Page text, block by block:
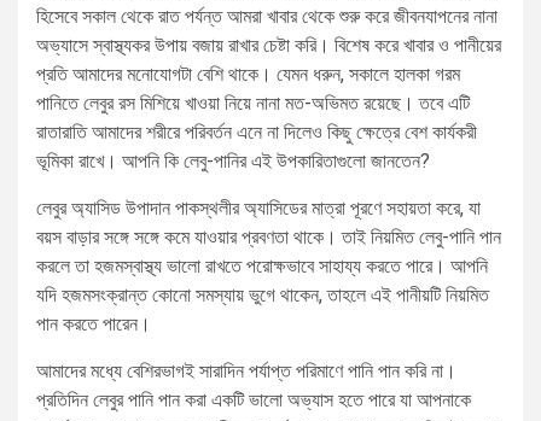
হিসেবে সকাল থেকে রাত পর্যন্ত আমরা খাবার থেকে শুরু করে জীবনযাপনের নানা
অভ্যাসে স্বাস্থ্যকর উপায় বজায় রাখার চেষ্টা করি। বিশেষ করে খাবার ও পানীয়ের
প্রতি আমাদের মনোযোগটা বেশি থাকে। যেমন ধরুন, সকালে হালকা গরম
পানিতে লেবুর রস মিশিয়ে খাওয়া নিয়ে নানা মত-অভিমত রয়েছে। তবে এটি
রাতারাতি আমাদের শরীরে পরিবর্তন এনে না দিলেও কিছু ক্ষেত্রে বেশ কার্যকরী
ভূমিকা রাখে। আপনি কি লেবু-পানির এই উপকারিতাগুলো জানতেন?
লেবুর অ্যাসিড উপাদান পাকস্থলীর অ্যাসিডের মাত্রা পূরণে সহায়তা করে, যা
বয়স বাড়ার সঙ্গে সঙ্গে কমে যাওয়ার প্রবণতা থাকে। তাই নিয়মিত লেবু-পানি পান
করলে তা হজমস্বাস্থ্য ভালো রাখতে পরোক্ষভাবে সাহায্য করতে পারে। আপনি
যদি হজমসংক্রান্ত কোনো সমস্যায় ভুগে থাকেন, তাহলে এই পানীয়টি নিয়মিত
পান করতে পারেন।
আমাদের মধ্যে বেশিরভাগই সারাদিন পর্যাপ্ত পরিমাণে পানি পান করি না।
প্রতিদিন লেবুর পানি পান করা একটি ভালো অভ্যাস হতে পারে যা আপনাকে